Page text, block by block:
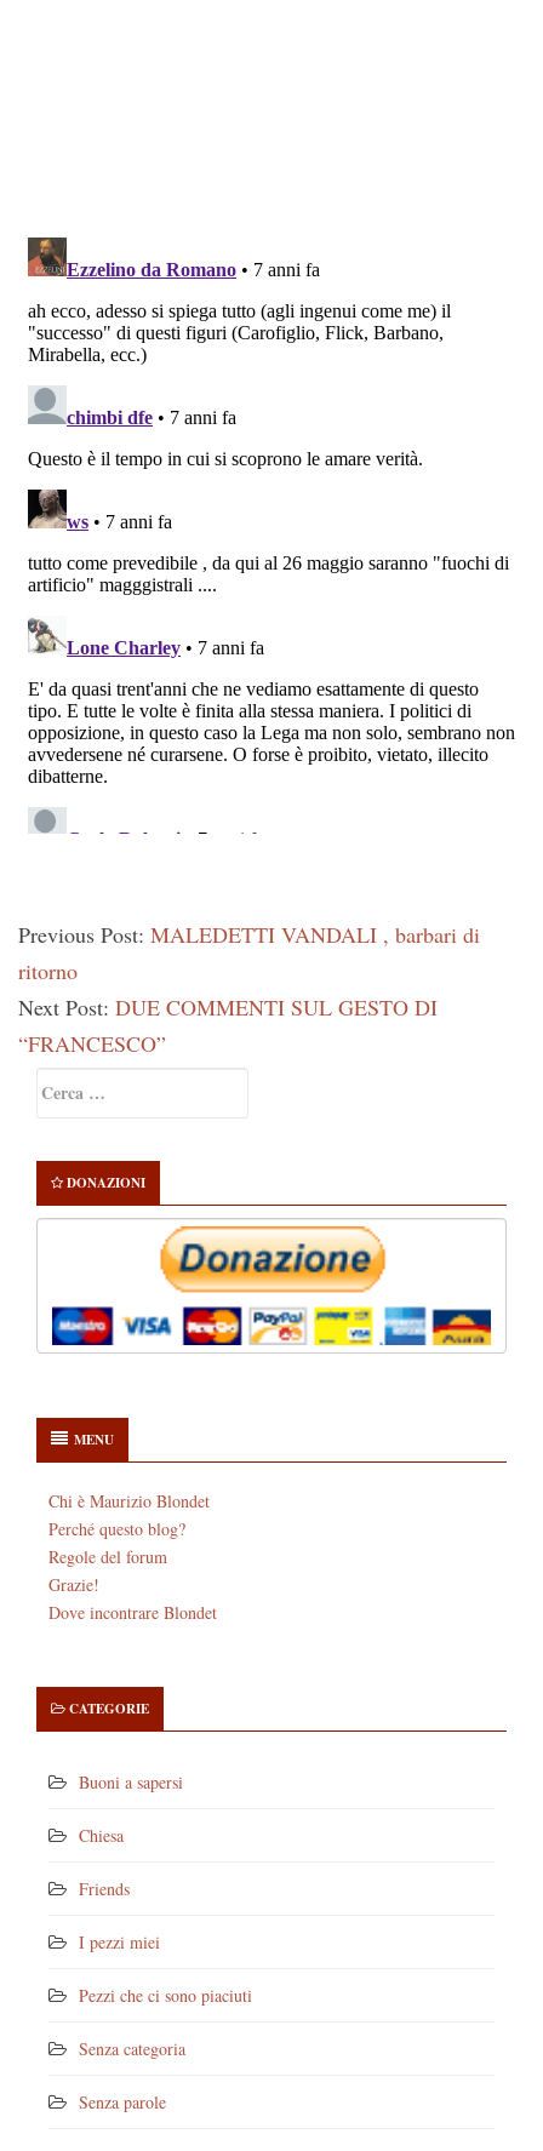
Previous Post: MALEDETTI VANDALI , barbari di
ritorno
Next Post: DUE COMMENTI SUL GESTO DI
“FRANCESCO”
Sidebar
per:
DONAZIONI
MENU
Chi è Maurizio Blondet
Perché questo blog?
Regole del forum
Grazie!
Dove incontrare Blondet
CATEGORIE
Buoni a sapersi
Chiesa
Friends
I pezzi miei
Pezzi che ci sono piaciuti
Senza categoria
Senza parole